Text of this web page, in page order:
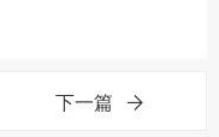
下一篇